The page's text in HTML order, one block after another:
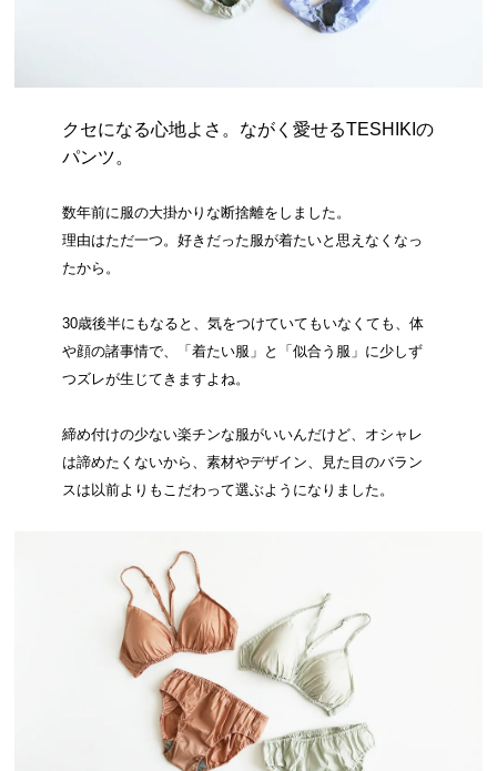
クセになる心地よさ。ながく愛せるTESHIKIの
パンツ。
数年前に服の大掛かりな断捨離をしました。
理由はただ一つ。好きだった服が着たいと思えなくなっ
たから。
30歳後半にもなると、気をつけていてもいなくても、体
や顔の諸事情で、「着たい服」と「似合う服」に少しず
つズレが生じてきますよね。
締め付けの少ない楽チンな服がいいんだけど、オシャレ
は諦めたくないから、素材やデザイン、見た目のバラン
スは以前よりもこだわって選ぶようになりました。